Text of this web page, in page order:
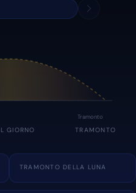
Tramonto
GIORNO TRAMONTO
TRAMONTO DELLA LUNA